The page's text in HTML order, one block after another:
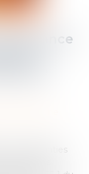
assistance
les
patrimoine
les garanties